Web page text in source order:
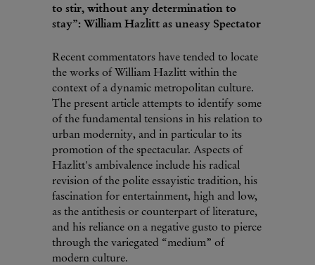
to stir, without any determination to
stay”: William Hazlitt as uneasy Spectator
Recent commentators have tended to locate
the works of William Hazlitt within the
context of a dynamic metropolitan culture.
The present article attempts to identify some
of the fundamental tensions in his relation to
urban modernity, and in particular to its
promotion of the spectacular. Aspects of
Hazlitt's ambivalence include his radical
revision of the polite essayistic tradition, his
fascination for entertainment, high and low,
as the antithesis or counterpart of literature,
and his reliance on a negative gusto to pierce
through the variegated “medium” of
modern culture.